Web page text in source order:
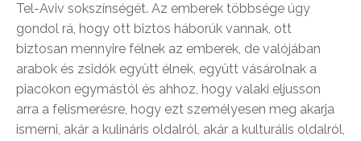
Tel-Aviv sokszínségét. Az emberek többsége úgy
gondol rá, hogy ott biztos háborúk vannak, ott
biztosan mennyire félnek az emberek, de valójában
arabok és zsidók együtt élnek, együtt vásárolnak a
piacokon egymástól és ahhoz, hogy valaki eljusson
arra a felismerésre, hogy ezt személyesen meg akarja
ismerni, akár a kulináris oldalról, akár a kulturális oldalról,